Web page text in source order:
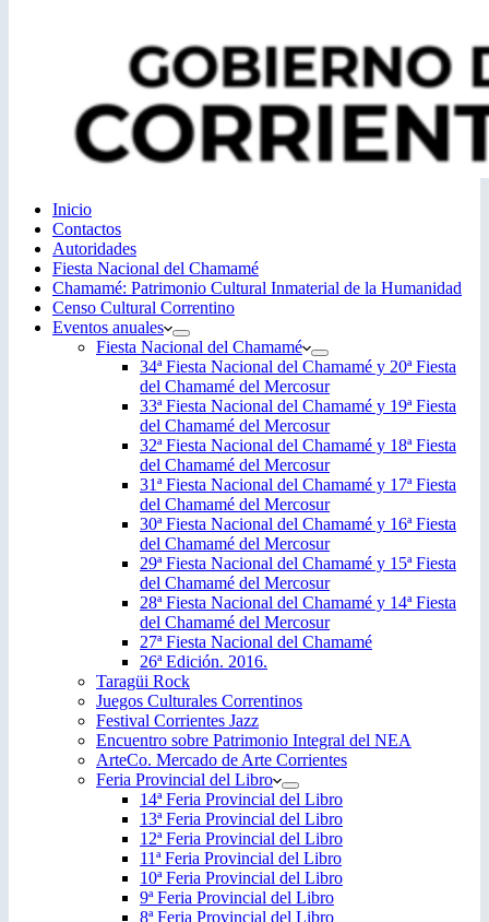
Inicio
Contactos
Autoridades
Fiesta Nacional del Chamamé
Chamamé: Patrimonio Cultural Inmaterial de la Humanidad
Censo Cultural Correntino
Eventos anuales
Fiesta Nacional del Chamamé
34ª Fiesta Nacional del Chamamé y 20ª Fiesta
del Chamamé del Mercosur
33ª Fiesta Nacional del Chamamé y 19ª Fiesta
del Chamamé del Mercosur
32ª Fiesta Nacional del Chamamé y 18ª Fiesta
del Chamamé del Mercosur
31ª Fiesta Nacional del Chamamé y 17ª Fiesta
del Chamamé del Mercosur
30ª Fiesta Nacional del Chamamé y 16ª Fiesta
del Chamamé del Mercosur
29ª Fiesta Nacional del Chamamé y 15ª Fiesta
del Chamamé del Mercosur
28ª Fiesta Nacional del Chamamé y 14ª Fiesta
del Chamamé del Mercosur
27ª Fiesta Nacional del Chamamé
26ª Edición. 2016.
Taragüi Rock
Juegos Culturales Correntinos
Festival Corrientes Jazz
Encuentro sobre Patrimonio Integral del NEA
ArteCo. Mercado de Arte Corrientes
Feria Provincial del Libro
14ª Feria Provincial del Libro
13ª Feria Provincial del Libro
12ª Feria Provincial del Libro
11ª Feria Provincial del Libro
10ª Feria Provincial del Libro
9ª Feria Provincial del Libro
8ª Feria Provincial del Libro